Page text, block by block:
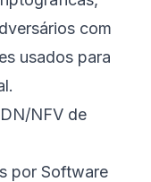
com
usados para
NFV de
por Software